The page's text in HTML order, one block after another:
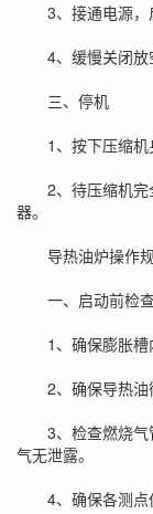
3、接通电源，
4、缓慢关闭放
三、停机
1、按下压缩机
2、待压缩机完
器。
导热油炉操作
一、启动前检
1、确保膨胀槽
2、确保导热油
3、检查燃烧气
气无泄露。
4、确保各测点